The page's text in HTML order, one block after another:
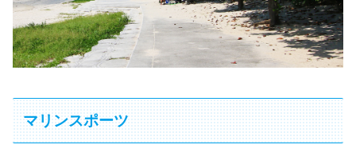
マリンスポーツ